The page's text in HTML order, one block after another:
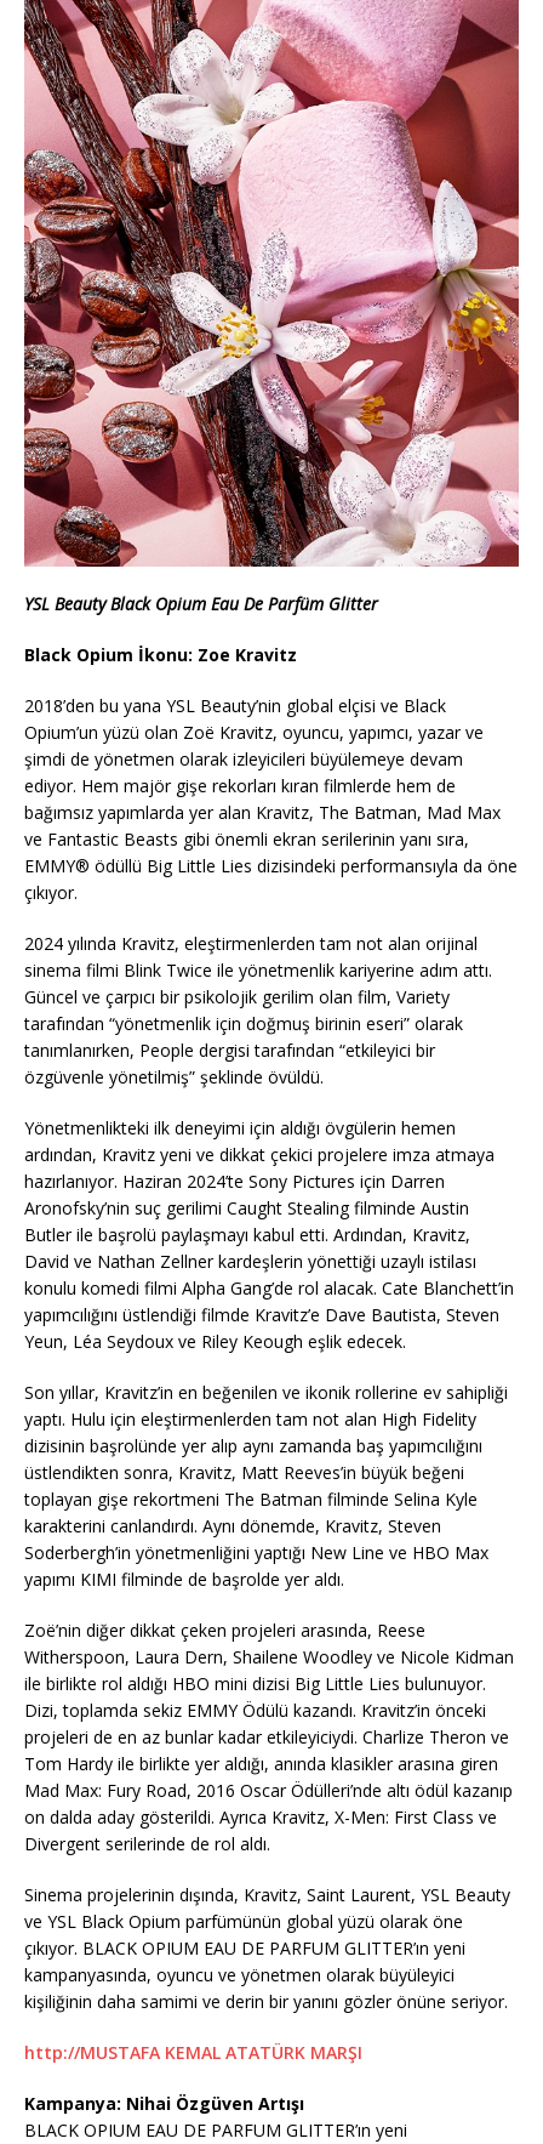
YSL Beauty Black Opium Eau De Parfüm Glitter
Black Opium İkonu: Zoe Kravitz
2018’den bu yana YSL Beauty’nin global elçisi ve Black
Opium’un yüzü olan Zoë Kravitz, oyuncu, yapımcı, yazar ve
şimdi de yönetmen olarak izleyicileri büyülemeye devam
ediyor. Hem majör gişe rekorları kıran filmlerde hem de
bağımsız yapımlarda yer alan Kravitz, The Batman, Mad Max
ve Fantastic Beasts gibi önemli ekran serilerinin yanı sıra,
EMMY® ödüllü Big Little Lies dizisindeki performansıyla da öne
çıkıyor.
2024 yılında Kravitz, eleştirmenlerden tam not alan orijinal
sinema filmi Blink Twice ile yönetmenlik kariyerine adım attı.
Güncel ve çarpıcı bir psikolojik gerilim olan film, Variety
tarafından “yönetmenlik için doğmuş birinin eseri” olarak
tanımlanırken, People dergisi tarafından “etkileyici bir
özgüvenle yönetilmiş” şeklinde övüldü.
Yönetmenlikteki ilk deneyimi için aldığı övgülerin hemen
ardından, Kravitz yeni ve dikkat çekici projelere imza atmaya
hazırlanıyor. Haziran 2024’te Sony Pictures için Darren
Aronofsky’nin suç gerilimi Caught Stealing filminde Austin
Butler ile başrolü paylaşmayı kabul etti. Ardından, Kravitz,
David ve Nathan Zellner kardeşlerin yönettiği uzaylı istilası
konulu komedi filmi Alpha Gang’de rol alacak. Cate Blanchett’in
yapımcılığını üstlendiği filmde Kravitz’e Dave Bautista, Steven
Yeun, Léa Seydoux ve Riley Keough eşlik edecek.
Son yıllar, Kravitz’in en beğenilen ve ikonik rollerine ev sahipliği
yaptı. Hulu için eleştirmenlerden tam not alan High Fidelity
dizisinin başrolünde yer alıp aynı zamanda baş yapımcılığını
üstlendikten sonra, Kravitz, Matt Reeves’in büyük beğeni
toplayan gişe rekortmeni The Batman filminde Selina Kyle
karakterini canlandırdı. Aynı dönemde, Kravitz, Steven
Soderbergh’in yönetmenliğini yaptığı New Line ve HBO Max
yapımı KIMI filminde de başrolde yer aldı.
Zoë’nin diğer dikkat çeken projeleri arasında, Reese
Witherspoon, Laura Dern, Shailene Woodley ve Nicole Kidman
ile birlikte rol aldığı HBO mini dizisi Big Little Lies bulunuyor.
Dizi, toplamda sekiz EMMY Ödülü kazandı. Kravitz’in önceki
projeleri de en az bunlar kadar etkileyiciydi. Charlize Theron ve
Tom Hardy ile birlikte yer aldığı, anında klasikler arasına giren
Mad Max: Fury Road, 2016 Oscar Ödülleri’nde altı ödül kazanıp
on dalda aday gösterildi. Ayrıca Kravitz, X-Men: First Class ve
Divergent serilerinde de rol aldı.
Sinema projelerinin dışında, Kravitz, Saint Laurent, YSL Beauty
ve YSL Black Opium parfümünün global yüzü olarak öne
çıkıyor. BLACK OPIUM EAU DE PARFUM GLITTER’ın yeni
kampanyasında, oyuncu ve yönetmen olarak büyüleyici
kişiliğinin daha samimi ve derin bir yanını gözler önüne seriyor.
http://MUSTAFA KEMAL ATATÜRK MARŞI
Kampanya: Nihai Özgüven Artışı
BLACK OPIUM EAU DE PARFUM GLITTER’ın yeni